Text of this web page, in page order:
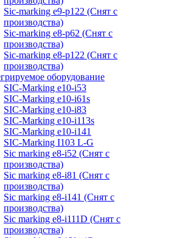
Sic-marking e9-p122 (Снят с
производства)
Sic-marking e8-p62 (Снят с
производства)
Sic-marking e8-p122 (Снят с
производства)
оборудование
SIC-Marking e10-i53
SIC-Marking e10-i61s
SIC-Marking e10-i83
SIC-Marking e10-i113s
SIC-Marking e10-i141
SIC-Marking I103 L-G
Sic marking e8-i52 (Снят с
производства)
Sic marking e8-i81 (Снят с
производства)
Sic marking e8-i141 (Снят с
производства)
Sic marking e8-i111D (Снят с
производства)